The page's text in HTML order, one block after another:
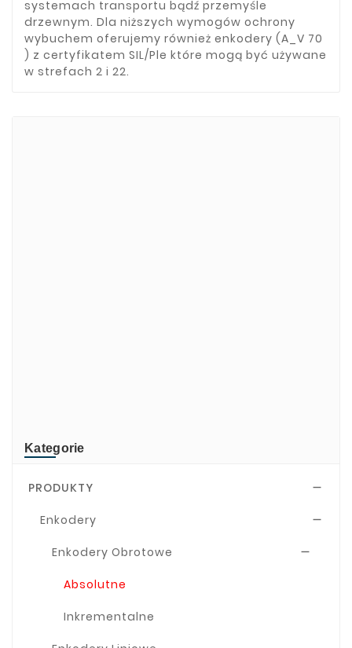
systemach transportu bądź przemyśle
drzewnym. Dla niższych wymogów ochrony
wybuchem oferujemy również enkodery (A_V 70
) z certyfikatem SIL/Ple które mogą być używane
w strefach 2 i 22.
Kategorie
PRODUKTY 
Enkodery 
Enkodery Obrotowe 
Absolutne
Inkrementalne